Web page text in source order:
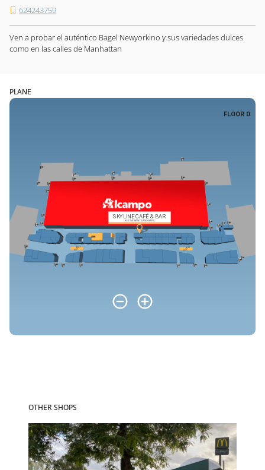
624243759
Ven a probar el auténtico Bagel Newyorkino y sus variedades dulces
como en las calles de Manhattan
PLANE
OTHER SHOPS